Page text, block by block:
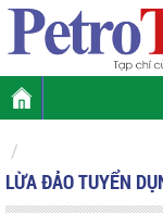
LỪA ĐẢO TUYỂN